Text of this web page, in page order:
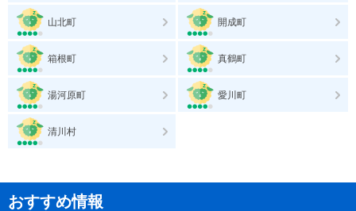
山北町 開成町
箱根町 真鶴町
湯河原町 愛川町
清川村
おすすめ情報